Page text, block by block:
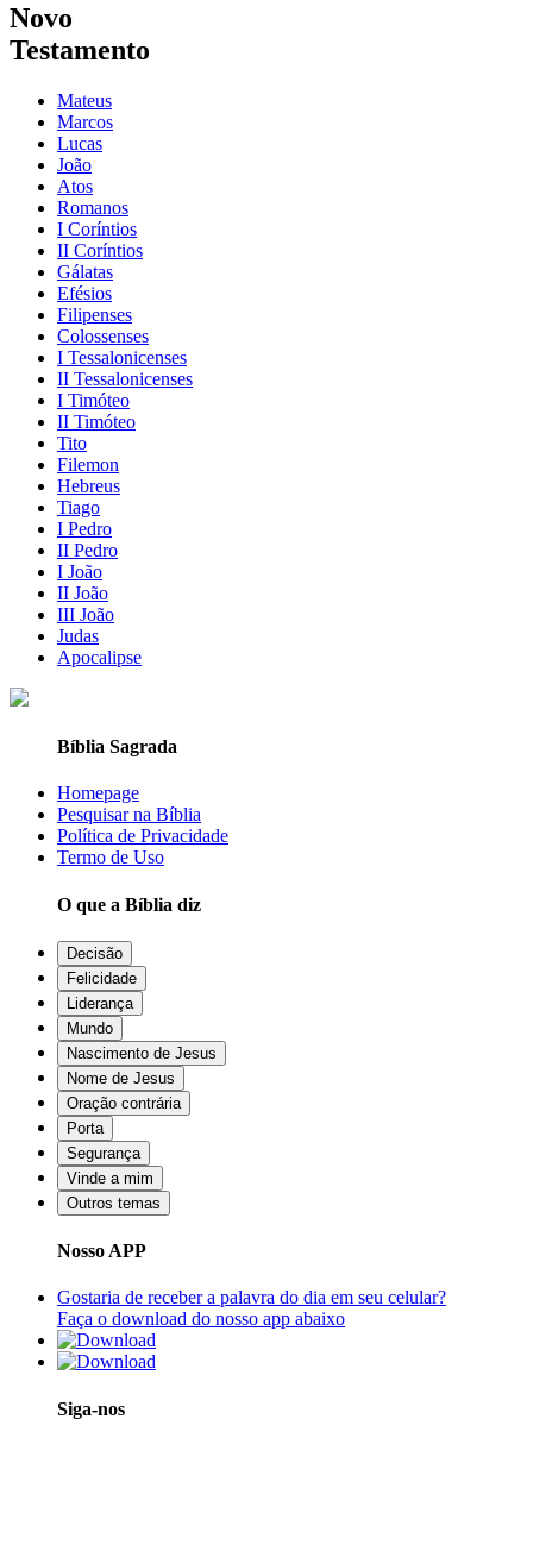
Novo
Testamento
Mateus
Marcos
Lucas
João
Atos
Romanos
I Coríntios
II Coríntios
Gálatas
Efésios
Filipenses
Colossenses
I Tessalonicenses
II Tessalonicenses
I Timóteo
II Timóteo
Tito
Filemon
Hebreus
Tiago
I Pedro
II Pedro
I João
II João
III João
Judas
Apocalipse
Bíblia Sagrada
Homepage
Pesquisar na Bíblia
Política de Privacidade
Termo de Uso
O que a Bíblia diz
Decisão
Felicidade
Liderança
Mundo
Nascimento de Jesus
Nome de Jesus
Oração contrária
Porta
Segurança
Vinde a mim
Outros temas
Nosso APP
Gostaria de receber a palavra do dia em seu celular?
Faça o download do nosso app abaixo
Siga-nos